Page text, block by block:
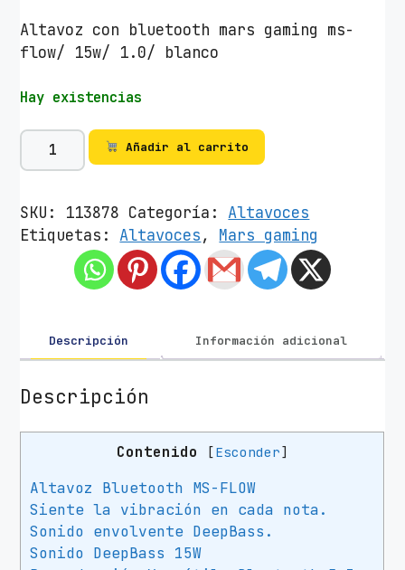
Altavoz con bluetooth mars gaming ms-
flow/ 15w/ 1.0/ blanco
Hay existencias
A
l
a
v
B
l
e
Añadir al carrito
SKU: 113878 Categoría: Altavoces
Etiquetas: Altavoces, Mars gaming
Descripción Información adicional
Descripción
Contenido [Esconder]
Altavoz Bluetooth MS-FLOW
Siente la vibración en cada nota.
Sonido envolvente DeepBass.
Sonido DeepBass 15W